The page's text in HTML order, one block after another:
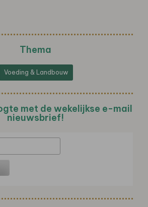
Thema
Voeding & Landbouw
met de wekelijkse e-mail
nieuwsbrief!